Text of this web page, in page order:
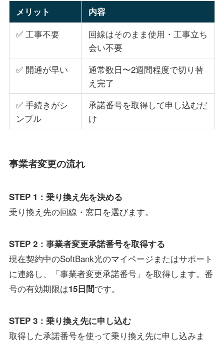
メリット 内容
✅ 工事不要
回線はそのまま使用・工事立ち
会い不要
✅ 開通が早い
通常数日〜2週間程度で切り替
え完了
✅ 手続きがシ
ンプル
承諾番号を取得して申し込むだ
け
事業者変更の流れ
STEP 1：乗り換え先を決める
乗り換え先の回線・窓口を選びます。
STEP 2：事業者変更承諾番号を取得する
現在契約中のSoftBank光のマイページまたはサポート
に連絡し、「事業者変更承諾番号」を取得します。番
号の有効期限は15日間です。
STEP 3：乗り換え先に申し込む
取得した承諾番号を使って乗り換え先に申し込みま